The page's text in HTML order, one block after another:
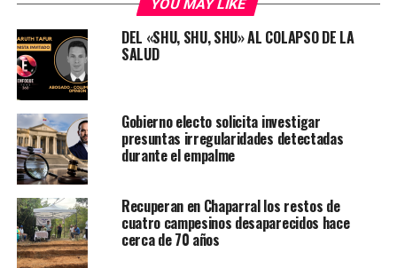
YOU MAY LIKE
DEL «SHU, SHU, SHU» AL COLAPSO DE LA
SALUD
Gobierno electo solicita investigar
presuntas irregularidades detectadas
durante el empalme
Recuperan en Chaparral los restos de
cuatro campesinos desaparecidos hace
cerca de 70 años